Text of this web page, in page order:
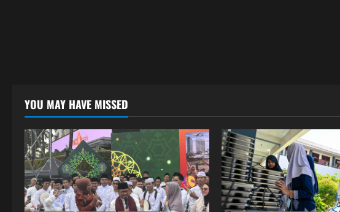
YOU MAY HAVE MISSED